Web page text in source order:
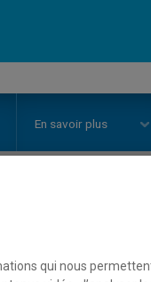
En savoir plus
qui nous